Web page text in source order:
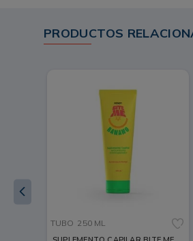
PRODUCTOS
TUBO 250 ML